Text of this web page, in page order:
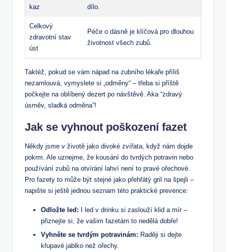
kaz
dílo.
Celkový
zdravotní stav
úst
Péče o dásně je klíčová pro dlouhou
životnost všech zubů.
Taktéž, pokud se vám nápad na zubního lékaře příliš
nezamlouvá, vymyslete si „odměny“ – třeba si příště
počkejte na oblíbený dezert po návštěvě. Aka “zdravý
úsměv, sladká odměna”!
Jak se vyhnout poškození fazet
Někdy jsme v životě jako divoké zvířata, když nám dojde
pokrm. Ale uznejme, že kousání do tvrdých potravin nebo
používání zubů na otvírání lahví není to pravé ořechové.
Pro fazety to může být stejné jako přehřátý gril na špejli –
napište si ještě jednou seznam této praktické prevence:
Odložte led: I led v drinku si zaslouží klid a mír –
přiznejte si, že vašim fazetám to nedělá dobře!
Vyhněte se tvrdým potravinám: Raději si dejte
křupavé jablko než ořechy.